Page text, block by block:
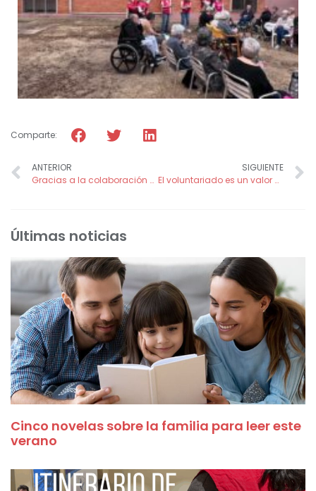
Comparte:
ANTERIOR
Gracias a la colaboración de la CARM fortalecemos la educación de más de 790 menores y sus familias en El Alto, Bolivia
SIGUIENTE
El voluntariado es un valor añadido
Últimas noticias
Cinco novelas sobre la familia para leer este
verano